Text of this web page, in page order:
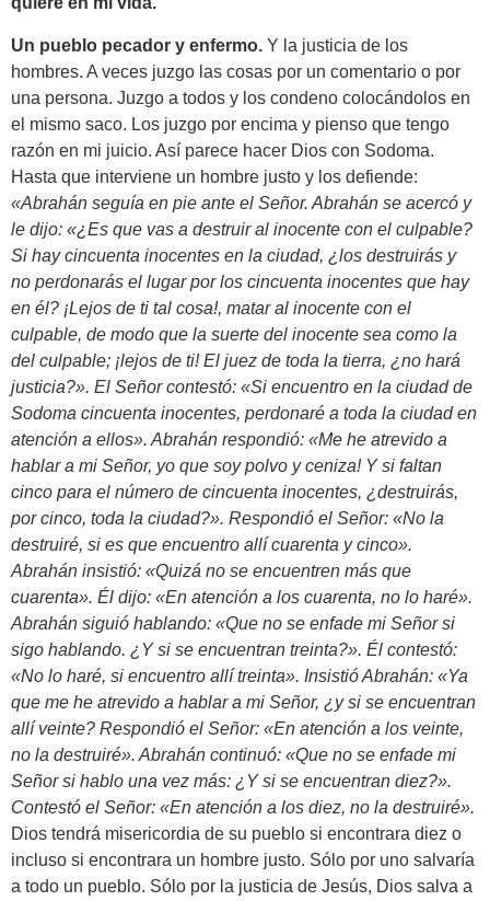
Un pueblo pecador y enfermo. Y la justicia de los
hombres. A veces juzgo las cosas por un comentario o por
una persona. Juzgo a todos y los condeno colocándolos en
el mismo saco. Los juzgo por encima y pienso que tengo
razón en mi juicio. Así parece hacer Dios con Sodoma.
Hasta que interviene un hombre justo y los defiende:
«Abrahán seguía en pie ante el Señor. Abrahán se acercó y
le dijo: «¿Es que vas a destruir al inocente con el culpable?
Si hay cincuenta inocentes en la ciudad, ¿los destruirás y
no perdonarás el lugar por los cincuenta inocentes que hay
en él? ¡Lejos de ti tal cosa!, matar al inocente con el
culpable, de modo que la suerte del inocente sea como la
del culpable; ¡lejos de ti! El juez de toda la tierra, ¿no hará
justicia?». El Señor contestó: «Si encuentro en la ciudad de
Sodoma cincuenta inocentes, perdonaré a toda la ciudad en
atención a ellos». Abrahán respondió: «Me he atrevido a
hablar a mi Señor, yo que soy polvo y ceniza! Y si faltan
cinco para el número de cincuenta inocentes, ¿destruirás,
por cinco, toda la ciudad?». Respondió el Señor: «No la
destruiré, si es que encuentro allí cuarenta y cinco».
Abrahán insistió: «Quizá no se encuentren más que
cuarenta». Él dijo: «En atención a los cuarenta, no lo haré».
Abrahán siguió hablando: «Que no se enfade mi Señor si
sigo hablando. ¿Y si se encuentran treinta?». Él contestó:
«No lo haré, si encuentro allí treinta». Insistió Abrahán: «Ya
que me he atrevido a hablar a mi Señor, ¿y si se encuentran
allí veinte? Respondió el Señor: «En atención a los veinte,
no la destruiré». Abrahán continuó: «Que no se enfade mi
Señor si hablo una vez más: ¿Y si se encuentran diez?».
Contestó el Señor: «En atención a los diez, no la destruiré».
Dios tendrá misericordia de su pueblo si encontrara diez o
incluso si encontrara un hombre justo. Sólo por uno salvaría
a todo un pueblo. Sólo por la justicia de Jesús, Dios salva a